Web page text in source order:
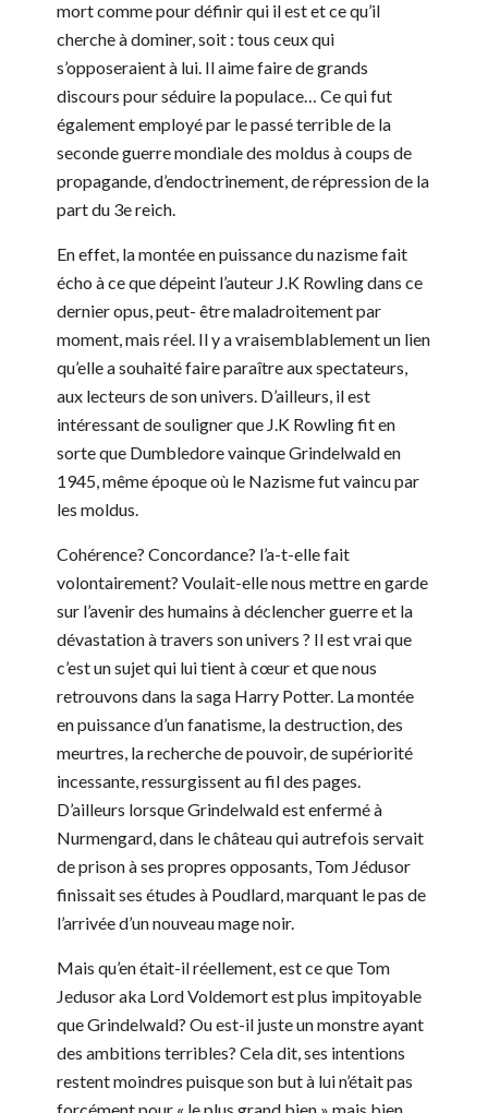
mort comme pour définir qui il est et ce qu’il
cherche à dominer, soit : tous ceux qui
s’opposeraient à lui. Il aime faire de grands
discours pour séduire la populace… Ce qui fut
également employé par le passé terrible de la
seconde guerre mondiale des moldus à coups de
propagande, d’endoctrinement, de répression de la
part du 3e reich.
En effet, la montée en puissance du nazisme fait
écho à ce que dépeint l’auteur J.K Rowling dans ce
dernier opus, peut- être maladroitement par
moment, mais réel. Il y a vraisemblablement un lien
qu’elle a souhaité faire paraître aux spectateurs,
aux lecteurs de son univers. D’ailleurs, il est
intéressant de souligner que J.K Rowling fit en
sorte que Dumbledore vainque Grindelwald en
1945, même époque où le Nazisme fut vaincu par
les moldus.
Cohérence? Concordance? l’a-t-elle fait
volontairement? Voulait-elle nous mettre en garde
sur l’avenir des humains à déclencher guerre et la
dévastation à travers son univers ? Il est vrai que
c’est un sujet qui lui tient à cœur et que nous
retrouvons dans la saga Harry Potter. La montée
en puissance d’un fanatisme, la destruction, des
meurtres, la recherche de pouvoir, de supériorité
incessante, ressurgissent au fil des pages.
D’ailleurs lorsque Grindelwald est enfermé à
Nurmengard, dans le château qui autrefois servait
de prison à ses propres opposants, Tom Jédusor
finissait ses études à Poudlard, marquant le pas de
l’arrivée d’un nouveau mage noir.
Mais qu’en était-il réellement, est ce que Tom
Jedusor aka Lord Voldemort est plus impitoyable
que Grindelwald? Ou est-il juste un monstre ayant
des ambitions terribles? Cela dit, ses intentions
restent moindres puisque son but à lui n’était pas